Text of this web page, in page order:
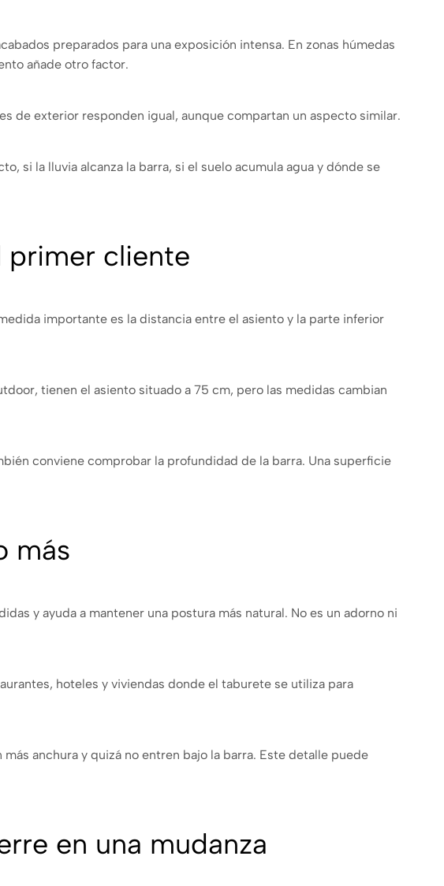
preparados para una exposición intensa. En zonas húmedas
añade otro factor.
de exterior responden igual, aunque compartan un aspecto similar.
si la lluvia alcanza la barra, si el suelo acumula agua y dónde se
primer cliente
importante es la distancia entre el asiento y la parte inferior
tienen el asiento situado a 75 cm, pero las medidas cambian
conviene comprobar la profundidad de la barra. Una superficie
más
y ayuda a mantener una postura más natural. No es un adorno ni
hoteles y viviendas donde el taburete se utiliza para
anchura y quizá no entren bajo la barra. Este detalle puede
en una mudanza